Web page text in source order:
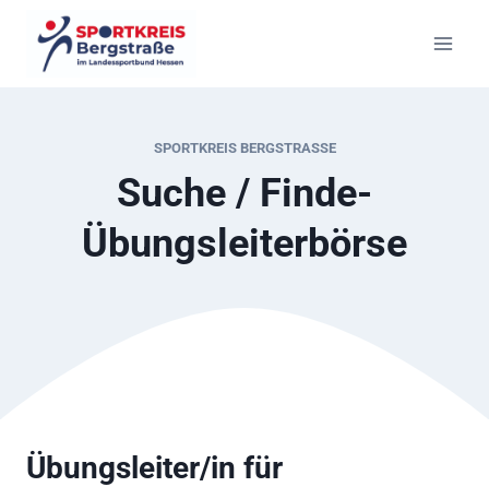
Inhalt
springen
SPORTKREIS BERGSTRASSE
Suche / Finde-
Übungsleiterbörse
Übungsleiter/in für